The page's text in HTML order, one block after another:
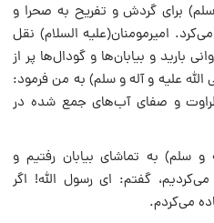
برای گردش و تفریح به صحرا و
امیرمومنان(علیه السلام) نقل
بارید و بیابان‌ها و گودال‌ها پر از
علیه و آله و سلم) به من فرمود:
و صفای آب‌های جمع شده در
و سلم) به تماشای بیابان رفتیم و
گفتم:‌ ای رسول الله! اگر
می‌کردم.